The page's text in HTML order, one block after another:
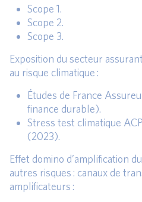
Scope 1.
Scope 2.
Scope 3.
Exposition du secteur
au risque climatique :
Études de France
finance durable).
Stress test climatique
(2023).
Effet domino d’amplification
autres risques : canaux de
amplificateurs :